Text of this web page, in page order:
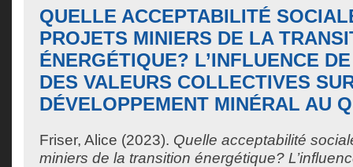
QUELLE ACCEPTABILITÉ
PROJETS MINIERS DE LA
ÉNERGÉTIQUE? L’INFLUENCE
DES VALEURS COLLECTIVES
DÉVELOPPEMENT MINÉRAL AU
Friser, Alice (2023). Quelle acceptabilité
miniers de la transition énergétique?